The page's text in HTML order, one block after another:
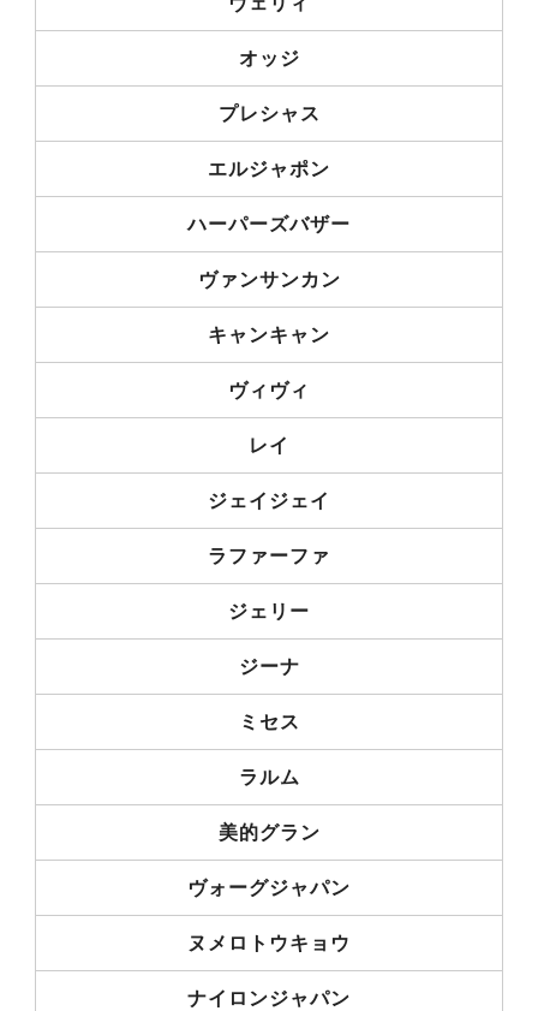
オッジ
プレシャス
エルジャポン
ハーパーズバザー
ヴァンサンカン
キャンキャン
ヴィヴィ
レイ
ジェイジェイ
ラファーファ
ジェリー
ジーナ
ミセス
ラルム
美的グラン
ヴォーグジャパン
ヌメロトウキョウ
ナイロンジャパン